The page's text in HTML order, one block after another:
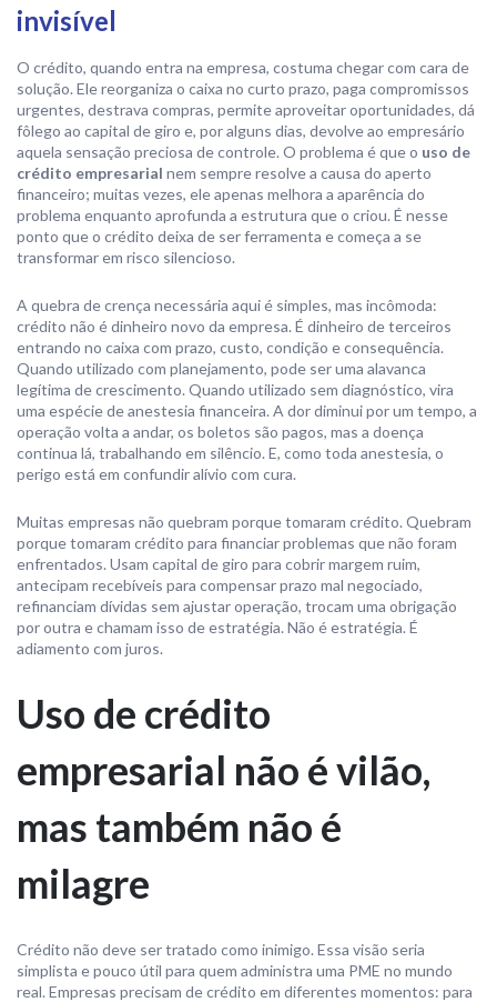
invisível
O crédito, quando entra na empresa, costuma chegar com cara de
solução. Ele reorganiza o caixa no curto prazo, paga compromissos
urgentes, destrava compras, permite aproveitar oportunidades, dá
fôlego ao capital de giro e, por alguns dias, devolve ao empresário
aquela sensação preciosa de controle. O problema é que o uso de
crédito empresarial nem sempre resolve a causa do aperto
financeiro; muitas vezes, ele apenas melhora a aparência do
problema enquanto aprofunda a estrutura que o criou. É nesse
ponto que o crédito deixa de ser ferramenta e começa a se
transformar em risco silencioso.
A quebra de crença necessária aqui é simples, mas incômoda:
crédito não é dinheiro novo da empresa. É dinheiro de terceiros
entrando no caixa com prazo, custo, condição e consequência.
Quando utilizado com planejamento, pode ser uma alavanca
legítima de crescimento. Quando utilizado sem diagnóstico, vira
uma espécie de anestesia financeira. A dor diminui por um tempo, a
operação volta a andar, os boletos são pagos, mas a doença
continua lá, trabalhando em silêncio. E, como toda anestesia, o
perigo está em confundir alívio com cura.
Muitas empresas não quebram porque tomaram crédito. Quebram
porque tomaram crédito para financiar problemas que não foram
enfrentados. Usam capital de giro para cobrir margem ruim,
antecipam recebíveis para compensar prazo mal negociado,
refinanciam dívidas sem ajustar operação, trocam uma obrigação
por outra e chamam isso de estratégia. Não é estratégia. É
adiamento com juros.
Uso de crédito
empresarial não é vilão,
mas também não é
milagre
Crédito não deve ser tratado como inimigo. Essa visão seria
simplista e pouco útil para quem administra uma PME no mundo
real. Empresas precisam de crédito em diferentes momentos: para